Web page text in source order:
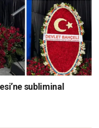
subliminal